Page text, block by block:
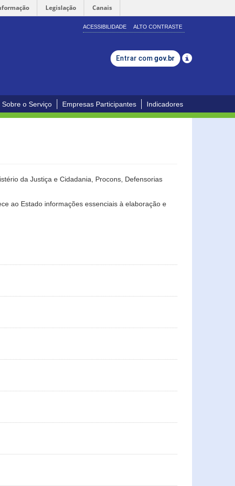
Legislação Canais
ACESSIBILIDADE ALTO CONTRASTE
Entrar com gov.br
Sobre o Serviço Empresas Participantes Indicadores
da Justiça e Cidadania, Procons, Defensorias
ao Estado informações essenciais à elaboração e